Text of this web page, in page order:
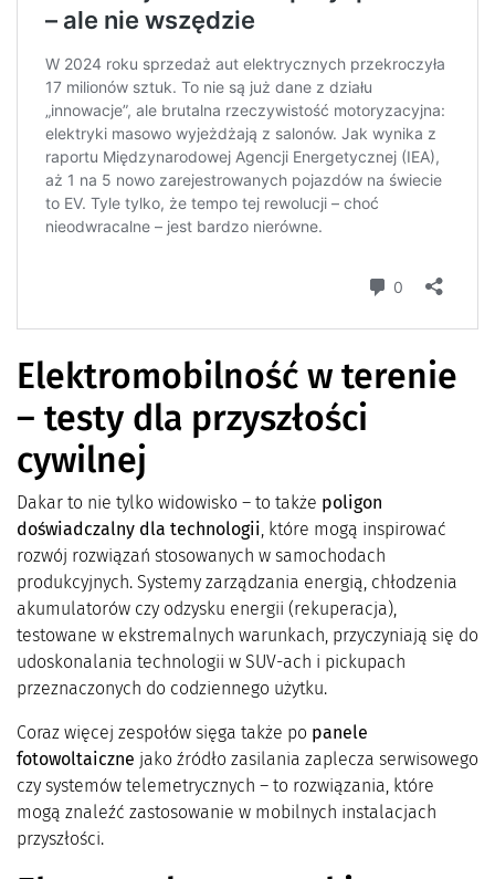
Elektromobilność w terenie
– testy dla przyszłości
cywilnej
Dakar to nie tylko widowisko – to także poligon
doświadczalny dla technologii, które mogą inspirować
rozwój rozwiązań stosowanych w samochodach
produkcyjnych. Systemy zarządzania energią, chłodzenia
akumulatorów czy odzysku energii (rekuperacja),
testowane w ekstremalnych warunkach, przyczyniają się do
udoskonalania technologii w SUV-ach i pickupach
przeznaczonych do codziennego użytku.
Coraz więcej zespołów sięga także po panele
fotowoltaiczne jako źródło zasilania zaplecza serwisowego
czy systemów telemetrycznych – to rozwiązania, które
mogą znaleźć zastosowanie w mobilnych instalacjach
przyszłości.